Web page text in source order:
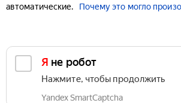
автоматические.
Почему это могло
Я не робот
Нажмите, чтобы продолжить
Yandex SmartCaptcha